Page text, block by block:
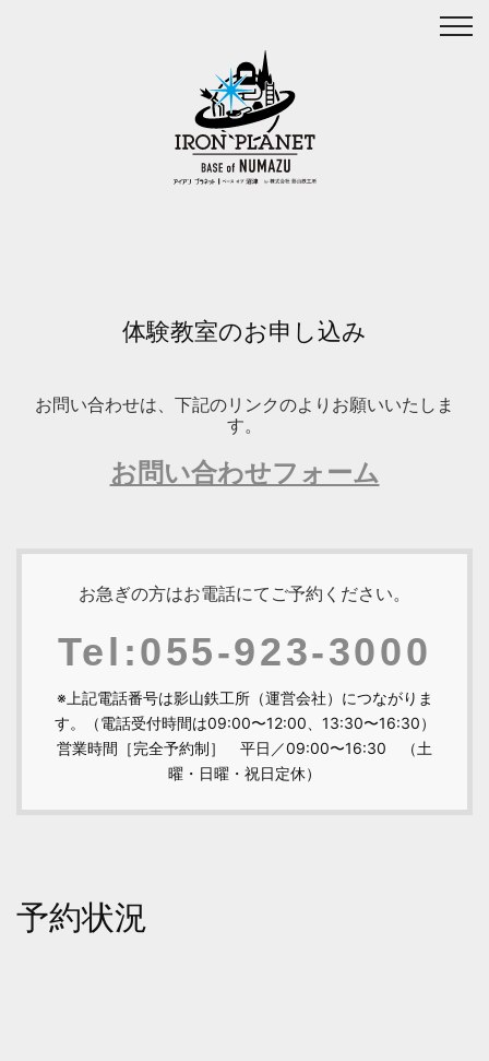
体験教室のお申し込み
お問い合わせは、下記のリンクのよりお願いいたしま
す。
お問い合わせフォーム
お急ぎの方はお電話にてご予約ください。
Tel:055-923-3000
※上記電話番号は影山鉄工所（運営会社）につながりま
す。（電話受付時間は09:00〜12:00、13:30〜16:30）
営業時間［完全予約制］ 平日／09:00〜16:30 （土
曜・日曜・祝日定休）
予約状況